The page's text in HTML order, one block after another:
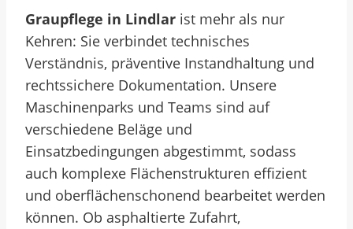
Graupflege in Lindlar ist mehr als nur
Kehren: Sie verbindet technisches
Verständnis, präventive Instandhaltung und
rechtssichere Dokumentation. Unsere
Maschinenparks und Teams sind auf
verschiedene Beläge und
Einsatzbedingungen abgestimmt, sodass
auch komplexe Flächenstrukturen effizient
und oberflächenschonend bearbeitet werden
können. Ob asphaltierte Zufahrt,